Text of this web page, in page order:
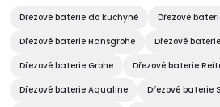
Dřezové baterie do kuchyně
Dřezové
Dřezové baterie Hansgrohe
Dřezové
Dřezové baterie Grohe
Dřezové baterie
Dřezové baterie Aqualine
Dřezové baterie